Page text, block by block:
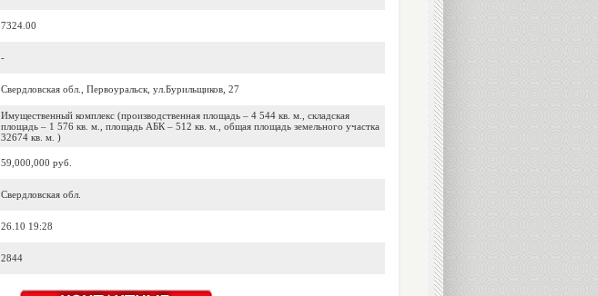
7324.00
-
Свердловская обл., Первоуральск, ул.Бурильщиков, 27
Имущественный комплекс (производственная площадь – 4 544 кв. м., складская
площадь – 1 576 кв. м., площадь АБК – 512 кв. м., общая площадь земельного участка
32674 кв. м. )
59,000,000 руб.
Свердловская обл.
26.10 19:28
2844